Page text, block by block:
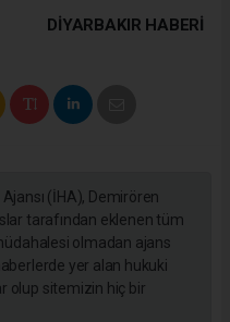
DIYARBAKIR HABERİ
(İHA), Demirören
tarafından eklenen tüm
olmadan ajans
yer alan hukuki
olup sitemizin hiç bir